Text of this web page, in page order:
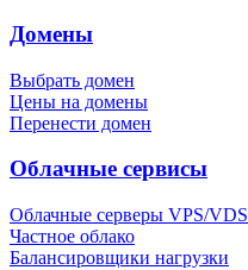
Домены
Выбрать домен
Цены на домены
Перенести домен
Облачные сервисы
Облачные серверы VPS/VDS
Частное облако
Балансировщики нагрузки